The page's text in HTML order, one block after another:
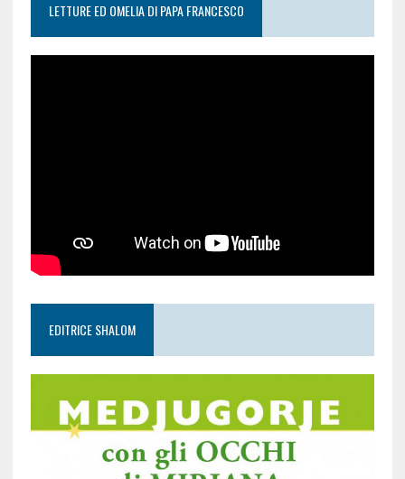
LETTURE ED OMELIA DI PAPA FRANCESCO
EDITRICE SHALOM